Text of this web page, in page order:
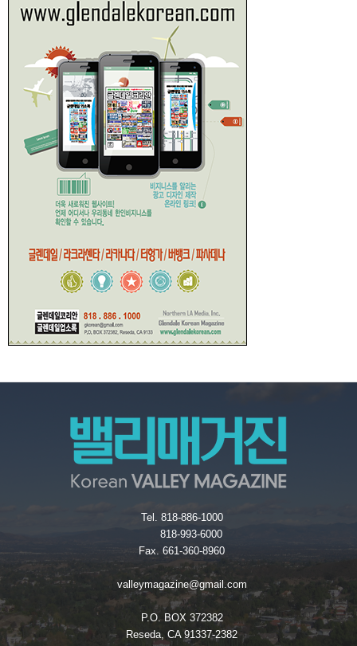
Tel. 818-886-1000
818-993-6000
Fax. 661-360-8960
valleymagazine@gmail.com
P.O. BOX 372382
Reseda, CA 91337-2382